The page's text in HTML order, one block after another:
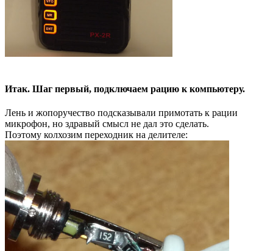
Итак. Шаг первый, подключаем рацию к компьютеру.
Лень и жопоручество подсказывали примотать к рации
микрофон, но здравый смысл не дал это сделать.
Поэтому колхозим переходник на делителе: